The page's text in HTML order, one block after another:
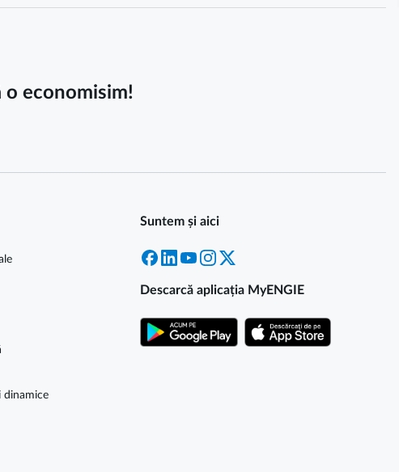
o economisim!
dinamice
Suntem și aici
Facebook
LinkedInYouTubeInstagram
Descarcă aplicația MyENGIE